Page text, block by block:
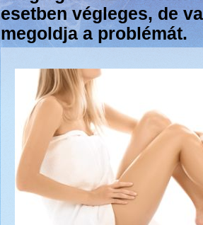
esetben végleges, de
megoldja a problémát.